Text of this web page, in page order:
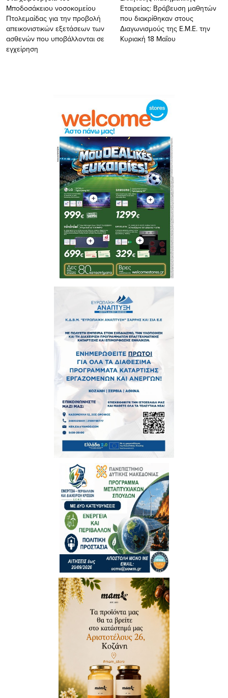
Μποδοσάκειου νοσοκομείου
Πτολεμαίδας για την προβολή
απεικονιστικών εξετάσεων των
ασθενών που υποβάλλονται σε
εγχείρηση
Εταιρείας: Βράβευση μαθητών
που διακρίθηκαν στους
Διαγωνισμούς της Ε.Μ.Ε. την
Κυριακή 18 Μαΐου